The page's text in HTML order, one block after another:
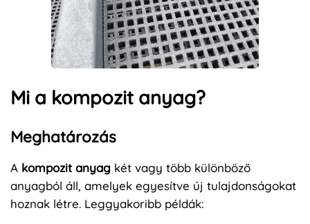
Mi a kompozit anyag?
Meghatározás
A kompozit anyag két vagy több különböző
anyagból áll, amelyek egyesítve új tulajdonságokat
hoznak létre. Leggyakoribb példák: